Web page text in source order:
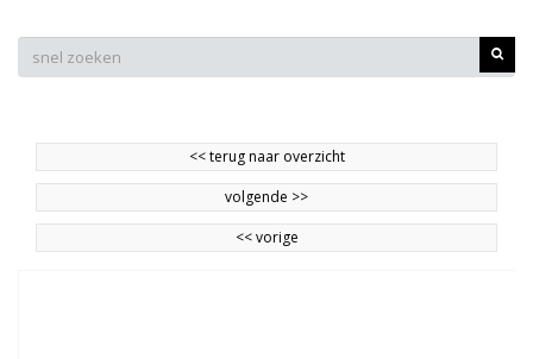
<<terug naar overzicht
volgende >>
<<vorige